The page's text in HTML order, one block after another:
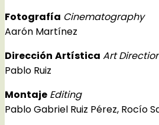
Fotografía Cinematography
Aarón Martínez
Dirección Artística Art
Pablo Ruiz
Montaje Editing
Pablo Gabriel Ruiz Pérez, Rocío